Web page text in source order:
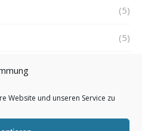
Website und unseren Service zu
(5)
(5)
(5)